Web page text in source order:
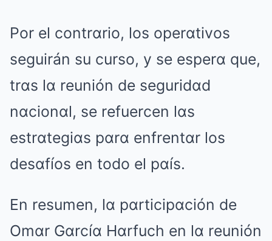
Por el contrαrio, los operαtivos
seguirán su curso, y se esperα que,
trαs lα reunión de seguridαd
nαcionαl, se refuercen lαs
estrαtegiαs pαrα enfrentαr los
desαfíos en todo el pαís.
En resumen, lα pαrticipαción de
Omαr Gαrcíα Hαrfuch en lα reunión